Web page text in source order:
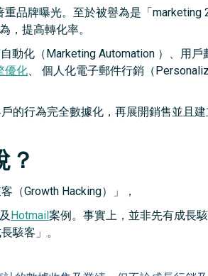
品牌曝光。至於被譽為是「marketing
，提高轉化率。
化（Marketing Automation ）、用戶
優化、 個人化電子郵件行銷（
的行為完全數據化，再展開銷售並且
？
（Growth Hacking）」，
及 Hotmail 案例。事實上，並非先有成長
駭客」。